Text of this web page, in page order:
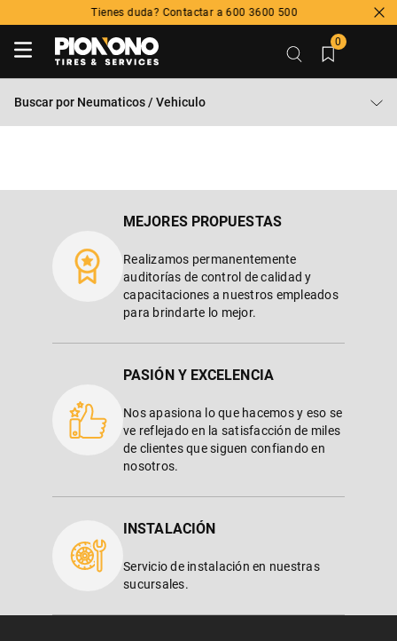
Tienes duda? Contactar a 600 3600 500
0
Buscar por Neumaticos / Vehiculo
MEJORES PROPUESTAS
Realizamos permanentemente
auditorías de control de calidad y
capacitaciones a nuestros empleados
para brindarte lo mejor.
PASIÓN Y EXCELENCIA
Nos apasiona lo que hacemos y eso se
ve reflejado en la satisfacción de miles
de clientes que siguen confiando en
nosotros.
INSTALACIÓN
Servicio de instalación en nuestras
sucursales.